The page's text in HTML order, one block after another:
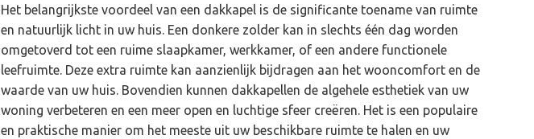
Het belangrijkste voordeel van een dakkapel is de significante toename van ruimte
en natuurlijk licht in uw huis. Een donkere zolder kan in slechts één dag worden
omgetoverd tot een ruime slaapkamer, werkkamer, of een andere functionele
leefruimte. Deze extra ruimte kan aanzienlijk bijdragen aan het wooncomfort en de
waarde van uw huis. Bovendien kunnen dakkapellen de algehele esthetiek van uw
woning verbeteren en een meer open en luchtige sfeer creëren. Het is een populaire
en praktische manier om het meeste uit uw beschikbare ruimte te halen en uw